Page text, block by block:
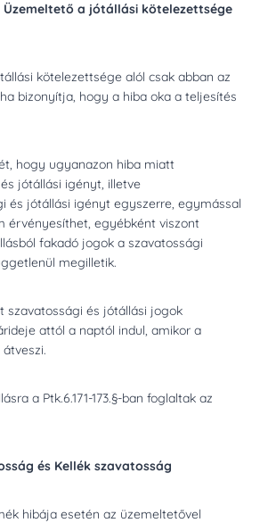
Üzemeltető a jótállási kötelezettsége
kötelezettsége alól csak abban az
bizonyítja, hogy a hiba oka a teljesítés
hogy ugyanazon hiba miatt
jótállási igényt, illetve
és jótállási igényt egyszerre, egymással
érvényesíthet, egyébként viszont
fakadó jogok a szavatossági
megilletik.
szavatossági és jótállási jogok
attól a naptól indul, amikor a
a Ptk.6.171-173.§-ban foglaltak az
és Kellék szavatosság
hibája esetén az üzemeltetővel